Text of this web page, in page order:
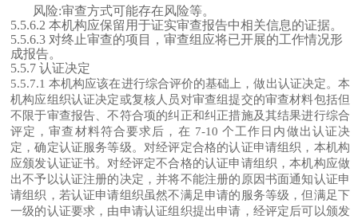
风险:审查方式可能存在风险等。
5.5.6.2 本机构应保留用于证实审查报告中相关信息的证据。
5.5.6.3 对终止审查的项目，审查组应将已开展的工作情况形
成报告。
5.5.7 认证决定
5.5.7.1 本机构应该在进行综合评价的基础上，做出认证决定。本
机构应组织认证决定或复核人员对审查组提交的审查材料包括但
不限于审查报告、不符合项的纠正和纠正措施及其结果进行综合
评定，审查材料符合要求后，在 7-10 个工作日内做出认证决
定，确定认证服务等级。对经评定合格的认证申请组织，本机构
应颁发认证证书。对经评定不合格的认证申请组织，本机构应做
出不予以认证注册的决定，并将不能注册的原因书面通知认证申
请组织，若认证申请组织虽然不满足申请的服务等级，但满足下
一级的认证要求，由申请认证组织提出申请，经评定后可以颁发